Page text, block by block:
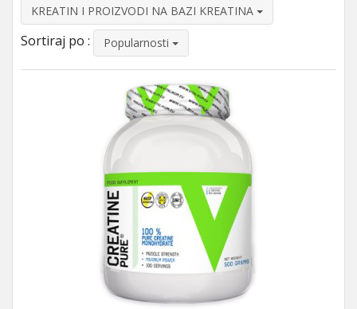
KREATIN I PROIZVODI NA BAZI KREATINA
Sortiraj po : Popularnosti